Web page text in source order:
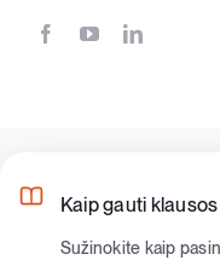
Kaip gauti
Sužinokite kaip